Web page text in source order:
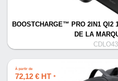
BOOSTCHARGE™ PRO 2IN1 QI2
DE LA
À partir de
72,12 € HT *